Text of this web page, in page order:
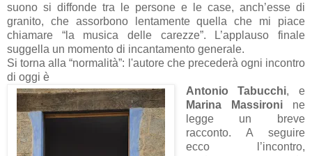
suono si diffonde tra le persone e le case, anch’esse di
granito, che assorbono lentamente quella che mi piace
chiamare “la musica delle carezze”. L’applauso finale
suggella un momento di incantamento generale.
Si torna alla “normalità”: l'autore che precederà ogni incontro
di oggi è
Antonio Tabucchi, e
Marina Massironine
legge un breve
racconto. A seguire
ecco l’incontro,